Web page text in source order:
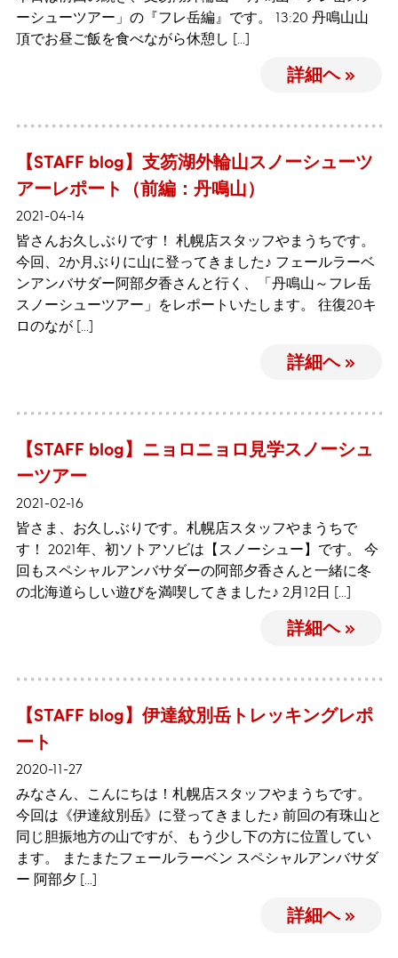
ーシューツアー」の『フレ岳編』です。 13:20 丹鳴山山
頂でお昼ご飯を食べながら休憩し […]
詳細ヘ »
【STAFF blog】支笏湖外輪山スノーシューツ
アーレポート（前編：丹鳴山）
2021-04-14
皆さんお久しぶりです！ 札幌店スタッフやまうちです。
今回、2か月ぶりに山に登ってきました♪ フェールラーベ
ンアンバサダー阿部夕香さんと行く、「丹鳴山～フレ岳
スノーシューツアー」をレポートいたします。 往復20キ
ロのなが […]
詳細ヘ »
【STAFF blog】ニョロニョロ見学スノーシュ
ーツアー
2021-02-16
皆さま、お久しぶりです。札幌店スタッフやまうちで
す！ 2021年、初ソトアソビは【スノーシュー】です。 今
回もスペシャルアンバサダーの阿部夕香さんと一緒に冬
の北海道らしい遊びを満喫してきました♪ 2月12日 […]
詳細ヘ »
【STAFF blog】伊達紋別岳トレッキングレポ
ート
2020-11-27
みなさん、こんにちは！札幌店スタッフやまうちです。
今回は《伊達紋別岳》に登ってきました♪ 前回の有珠山と
同じ胆振地方の山ですが、もう少し下の方に位置してい
ます。 またまたフェールラーベン スペシャルアンバサダ
ー 阿部夕 […]
詳細ヘ »